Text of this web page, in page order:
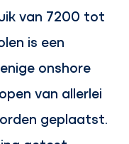
van 7200 tot
is een
onshore
van allerlei
geplaatst.